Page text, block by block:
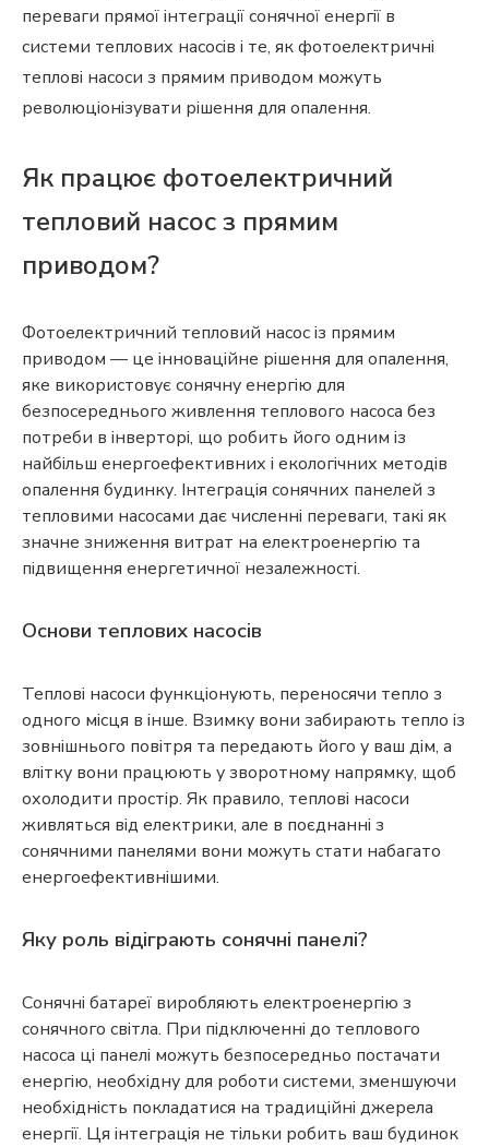
переваги прямої інтеграції сонячної енергії в
системи теплових насосів і те, як фотоелектричні
теплові насоси з прямим приводом можуть
революціонізувати рішення для опалення.
Як працює фотоелектричний
тепловий насос з прямим
приводом?
Фотоелектричний тепловий насос із прямим
приводом — це інноваційне рішення для опалення,
яке використовує сонячну енергію для
безпосереднього живлення теплового насоса без
потреби в інверторі, що робить його одним із
найбільш енергоефективних і екологічних методів
опалення будинку. Інтеграція сонячних панелей з
тепловими насосами дає численні переваги, такі як
значне зниження витрат на електроенергію та
підвищення енергетичної незалежності.
Основи теплових насосів
Теплові насоси функціонують, переносячи тепло з
одного місця в інше. Взимку вони забирають тепло із
зовнішнього повітря та передають його у ваш дім, а
влітку вони працюють у зворотному напрямку, щоб
охолодити простір. Як правило, теплові насоси
живляться від електрики, але в поєднанні з
сонячними панелями вони можуть стати набагато
енергоефективнішими.
Яку роль відіграють сонячні панелі?
Сонячні батареї виробляють електроенергію з
сонячного світла. При підключенні до теплового
насоса ці панелі можуть безпосередньо постачати
енергію, необхідну для роботи системи, зменшуючи
необхідність покладатися на традиційні джерела
енергії. Ця інтеграція не тільки робить ваш будинок